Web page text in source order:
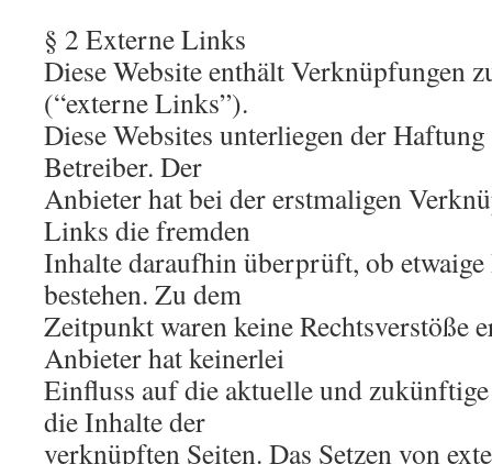
§ 2 Externe Links
Diese Website enthält Verknüpfungen
(“externe Links”).
Diese Websites unterliegen der
Betreiber. Der
Anbieter hat bei der erstmaligen
Links die fremden
Inhalte daraufhin überprüft, ob etwaige
bestehen. Zu dem
Zeitpunkt waren keine Rechtsverstöße
Anbieter hat keinerlei
Einfluss auf die aktuelle und
die Inhalte der
verknüpften Seiten. Das Setzen von